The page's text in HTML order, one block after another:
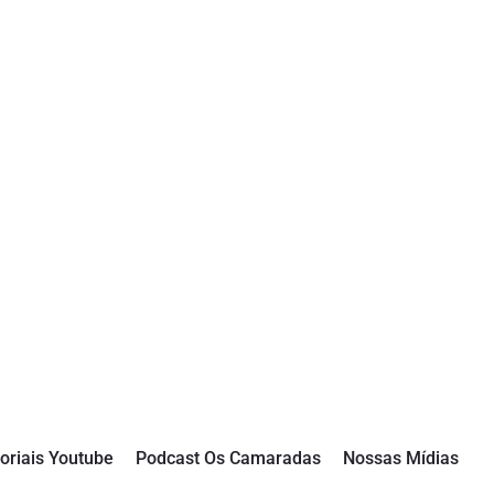
Youtube Podcast Os Camaradas Nossas Mídias